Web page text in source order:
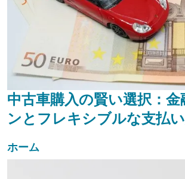
中古車購入の賢い選択：金
ンとフレキシブルな支払
ホーム